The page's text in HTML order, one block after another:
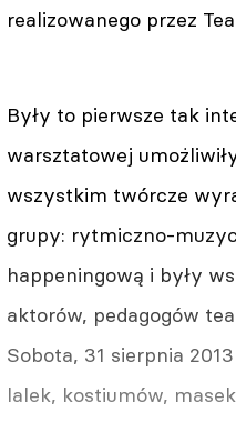
realizowanego przez
Były to pierwsze tak
warsztatowej
wszystkim twórcze
grupy: rytmiczno-
happeningową i były
aktorów, pedagogów
Sobota, 31 sierpnia
lalek, kostiumów,